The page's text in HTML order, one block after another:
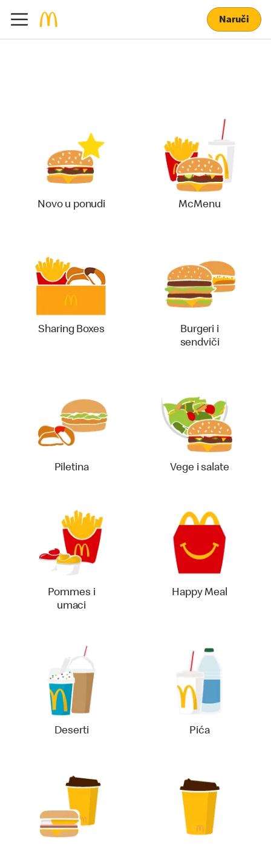
Naruči
Novo u ponudi McMenu
Sharing Boxes
Burgeri i
sendviči
Piletina Vege i salate
Pommes i
umaci
Happy Meal
Deserti Pića